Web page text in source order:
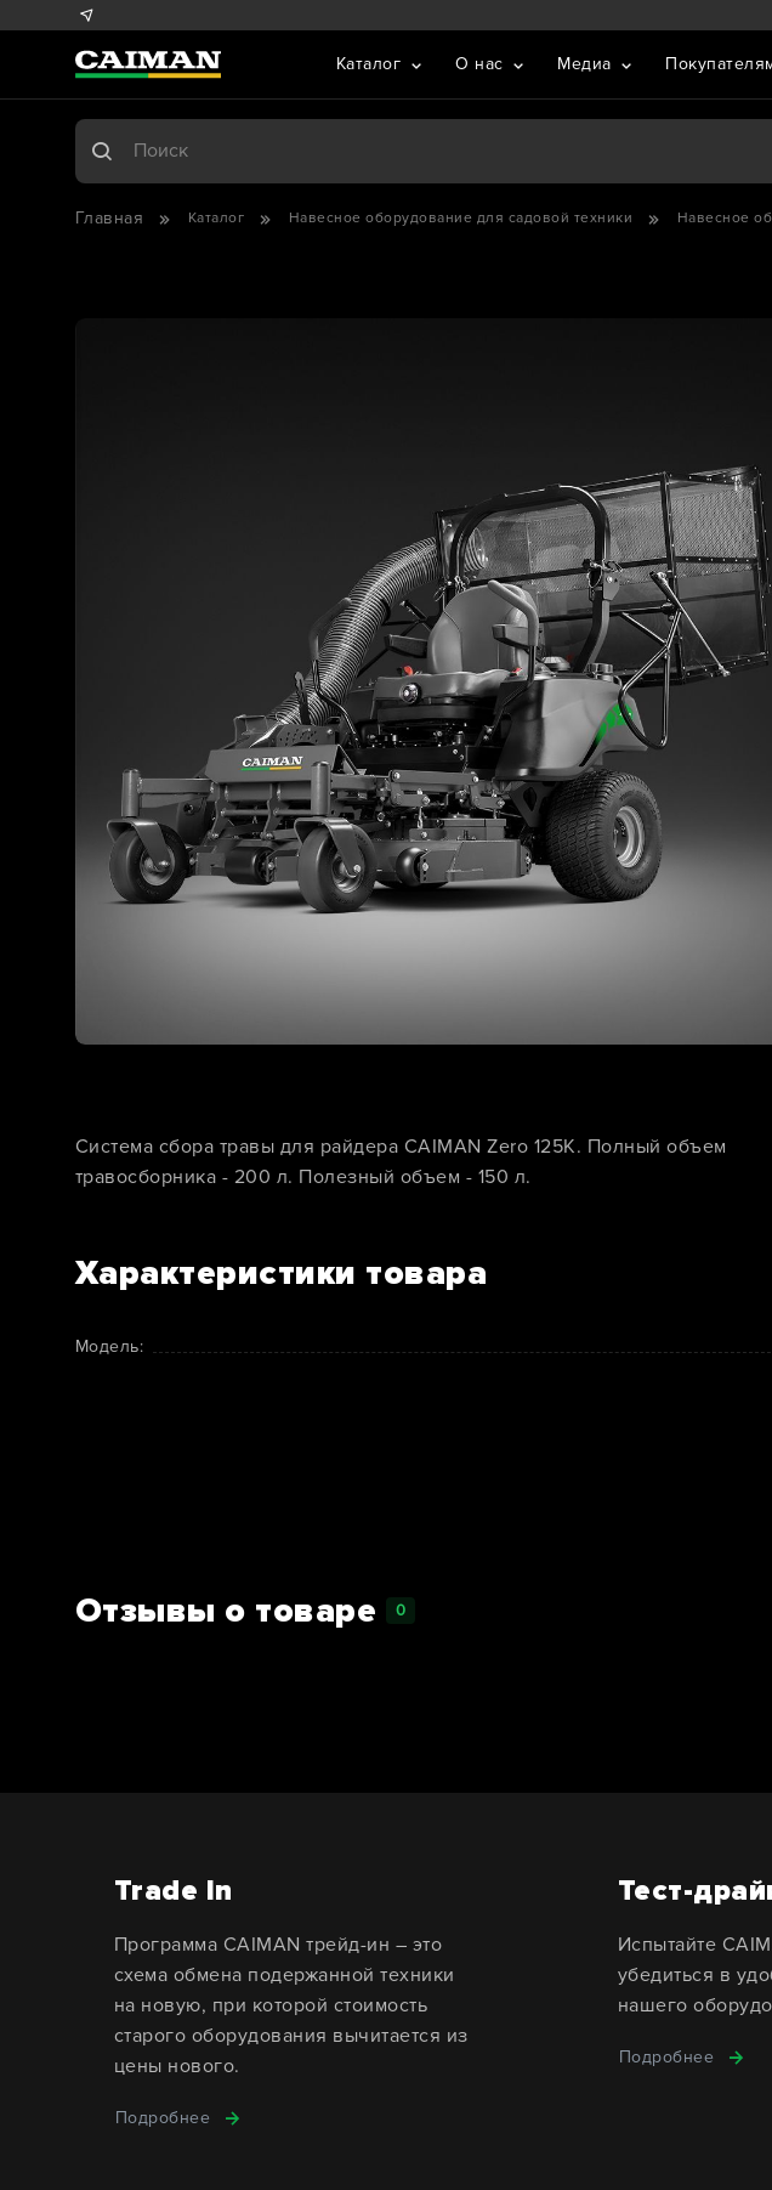
Каталог О нас Медиа
Главная Каталог Навесное оборудование для садовой техники Навесное
Система сбора травы для райдера CAIMAN Zero 125K. Полный объем
травосборника - 200 л. Полезный объем - 150 л.
Характеристики товара
Модель:
Отзывы о товаре 0
Trade In
Программа CAIMAN трейд-ин – это
схема обмена подержанной техники
на новую, при которой стоимость
старого оборудования вычитается из
цены нового.
Подробнее
Тест-
Испытайте
убедиться в
нашего
Подробнее